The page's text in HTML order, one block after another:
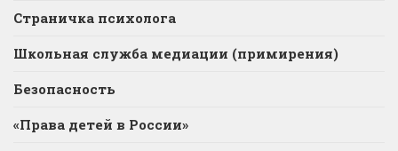
Страничка психолога
Школьная служба медиации (примирения)
Безопасность
«Права детей в России»